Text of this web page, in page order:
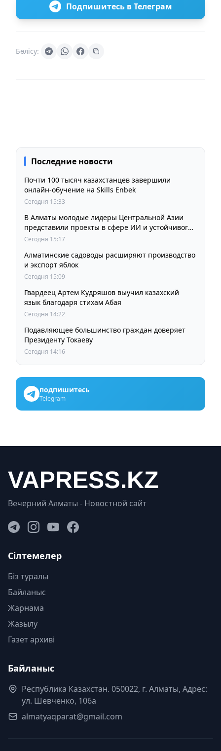
Подпишитесь в Телеграм
Бөлісу:
Последние новости
Почти 100 тысяч казахстанцев завершили
онлайн-обучение на Skills Enbek
Сегодня 15:33
В Алматы молодые лидеры Центральной Азии
представили проекты в сфере ИИ и устойчивого
развития
Сегодня 15:17
Алматинские садоводы расширяют производство
и экспорт яблок
Сегодня 15:09
Гвардеец Артем Кудряшов выучил казахский
язык благодаря стихам Абая
Сегодня 14:22
Подавляющее большинство граждан доверяет
Президенту Токаеву
Сегодня 14:16
подпишитесь
Telegram
Вечерний Алматы - Новостной сайт
Сілтемелер
Біз туралы
Байланыс
Жарнама
Жазылу
Газет архиві
Байланыс
Республика Казахстан. 050022, г. Алматы, Адрес:
ул. Шевченко, 106а
almatyaqparat@gmail.com